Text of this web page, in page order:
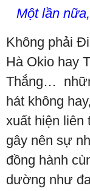
Một lần
Không phải
Hà Okio hay
Thắng…
hát không
xuất hiện liên
gây nên sự
đồng hành
dường như